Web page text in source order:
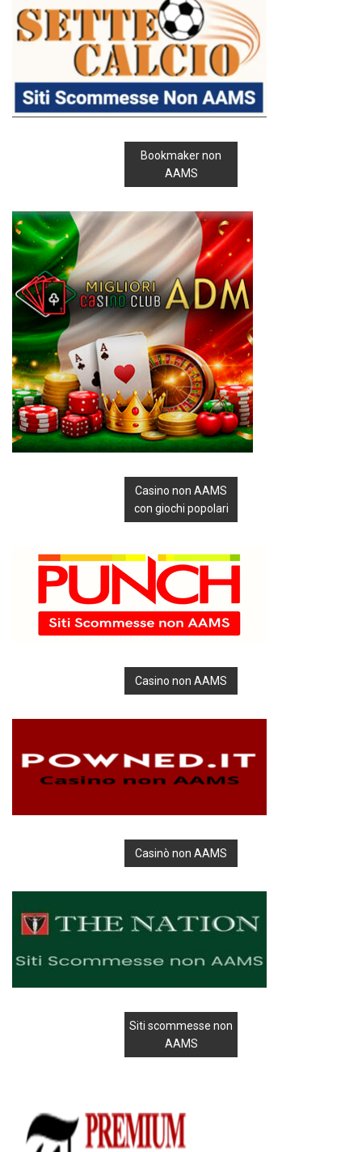
Bookmaker non
AAMS
Casino non AAMS
con giochi popolari
Casino non AAMS
Casinò non AAMS
Siti scommesse non
AAMS